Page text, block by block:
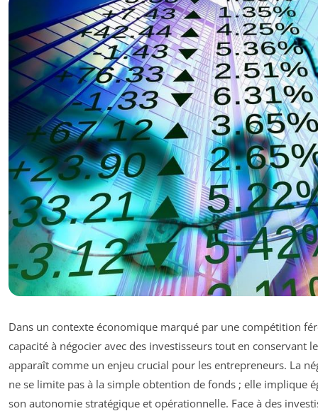
Dans un contexte économique marqué par une compétition
capacité à négocier avec des investisseurs tout en conservant
apparaît comme un enjeu crucial pour les entrepreneurs. La
ne se limite pas à la simple obtention de fonds ; elle implique
son autonomie stratégique et opérationnelle. Face à des